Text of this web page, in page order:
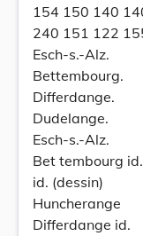
154 150 140
240 151 122
Esch-s.-Alz.
Bettembourg.
Differdange.
Dudelange.
Esch-s.-Alz.
Bet tembourg id.
id. (dessin)
Huncherange
Differdange id.